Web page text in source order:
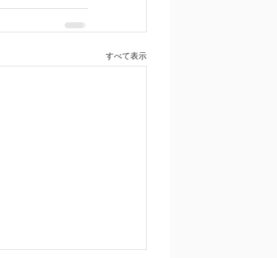
すべて表示